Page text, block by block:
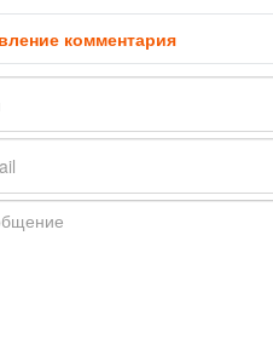
комментария